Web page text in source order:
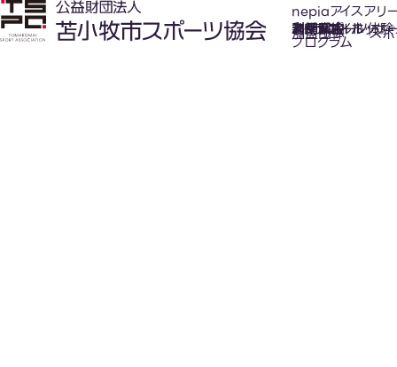
nepiaアイスアリ
氷上スポーツ体験
プログラム
お知らせ
スケジュール
フロアガイド
利用案内
利用料金
カジュアルホッケ
アクセス
加盟団体 ス